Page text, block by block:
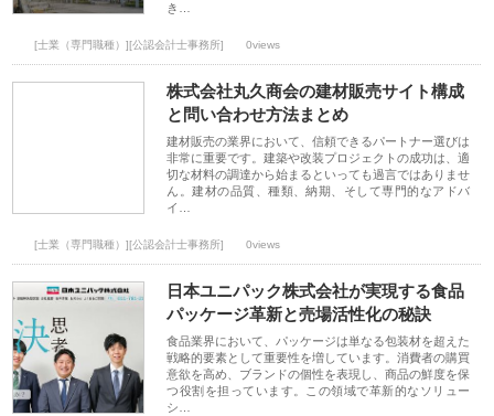
き…
[士業（専門職種）][公認会計士事務所] 0views
株式会社丸久商会の建材販売サイト構成
と問い合わせ方法まとめ
建材販売の業界において、信頼できるパートナー選びは
非常に重要です。建築や改装プロジェクトの成功は、適
切な材料の調達から始まるといっても過言ではありませ
ん。建材の品質、種類、納期、そして専門的なアドバ
イ…
[士業（専門職種）][公認会計士事務所] 0views
日本ユニパック株式会社が実現する食品
パッケージ革新と売場活性化の秘訣
食品業界において、パッケージは単なる包装材を超えた
戦略的要素として重要性を増しています。消費者の購買
意欲を高め、ブランドの個性を表現し、商品の鮮度を保
つ役割を担っています。この領域で革新的なソリュー
シ…